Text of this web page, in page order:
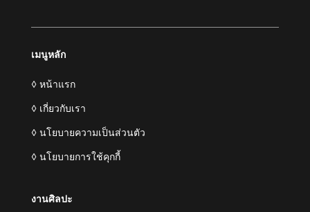
เมนูหลัก
◊ หน้าแรก
◊ เกี่ยวกับเรา
◊ นโยบายความเป็นส่วนตัว
◊ นโยบายการใช้คุกกี้
งานศิลปะ